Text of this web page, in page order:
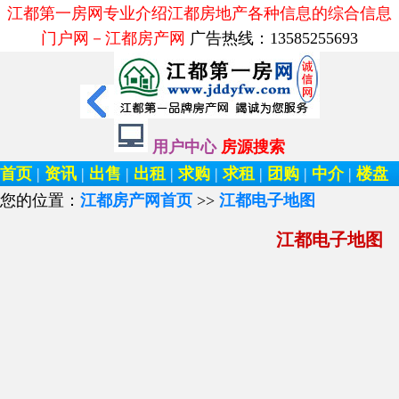
江都第一房网专业介绍江都房地产各种信息的综合信息
门户网－江都房产网 广告热线：13585255693
用户中心 房源搜索
首页 | 资讯 | 出售 | 出租|求购 |求租| 团购 | 中介| 楼盘
您的位置： 江都房产网首页 >> 江都电子地图
江都电子地图